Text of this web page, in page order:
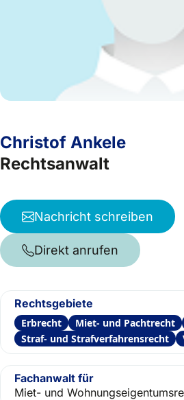
Christof Ankele
Rechtsanwalt
Nachricht schreiben
Direkt anrufen
Rechtsgebiete
Erbrecht Miet- und Pachtrecht
Straf- und Strafverfahrensrecht
Fachanwalt für
Miet- und